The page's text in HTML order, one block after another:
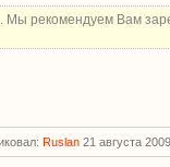
рекомендуем Вам
Ruslan 21 августа